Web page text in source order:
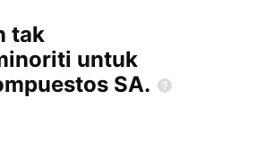
tak
untuk
SA.